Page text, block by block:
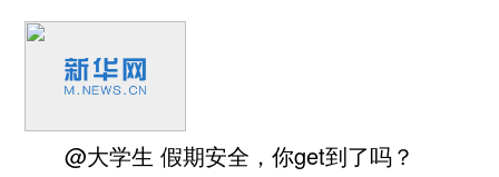
@大学生 假期安全，你get到了吗？